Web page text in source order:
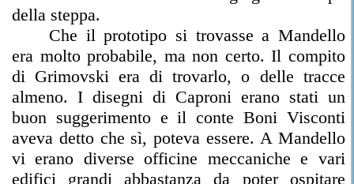
della steppa.
Che il prototipo si trovasse a Mandello
era molto probabile, ma non certo. Il compito
di Grimovski era di trovarlo, o delle tracce
almeno. I disegni di Caproni erano stati un
buon suggerimento e il conte Boni Visconti
aveva detto che sì, poteva essere. A Mandello
vi erano diverse officine meccaniche e vari
edifici grandi abbastanza da poter ospitare